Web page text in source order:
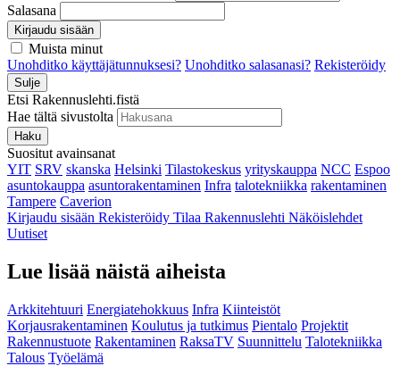
Salasana
Kirjaudu sisään
Muista minut
Unohditko käyttäjätunnuksesi? Unohditko salasanasi? Rekisteröidy
Sulje
Etsi Rakennuslehti.fistä
Hae tältä sivustolta
Haku
Suositut avainsanat
YIT SRV skanska Helsinki Tilastokeskus yrityskauppa NCC Espoo
asuntokauppa asuntorakentaminen Infra talotekniikka rakentaminen
Tampere Caverion
Kirjaudu sisään Rekisteröidy Tilaa Rakennuslehti Näköislehdet
Uutiset
Lue lisää näistä aiheista
Arkkitehtuuri Energiatehokkuus Infra Kiinteistöt
Korjausrakentaminen Koulutus ja tutkimus Pientalo Projektit
Rakennustuote Rakentaminen RaksaTV Suunnittelu Talotekniikka
Talous Työelämä